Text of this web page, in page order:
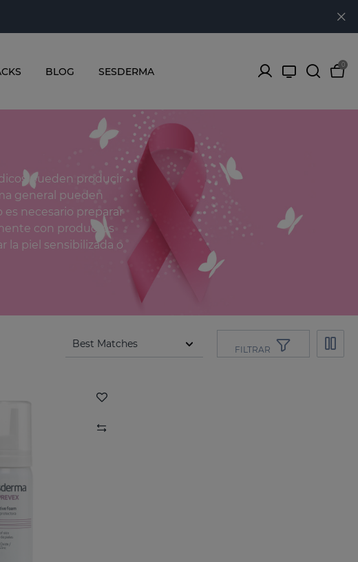
BLOG SESDERMA
0
pueden producir
general pueden
es necesario preparar
con productos
la piel sensibilizada o
FILTRAR